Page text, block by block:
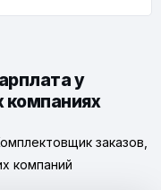
у
компаниях
заказов,
компаний